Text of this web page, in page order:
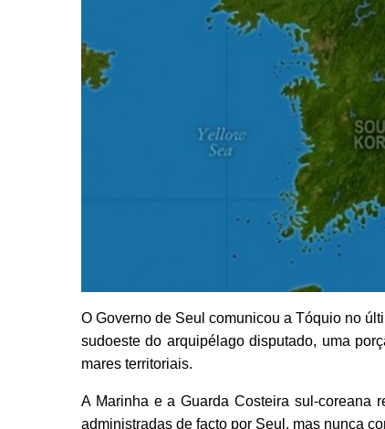
O Governo de Seul comunicou a Tóquio no
sudoeste do arquipélago disputado, uma
mares territoriais.
A Marinha e a Guarda Costeira sul-coreana
administradas de facto por Seul, mas nunca